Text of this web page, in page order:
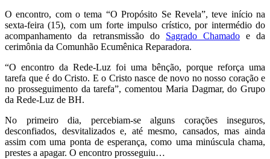
O encontro, com o tema “O Propósito Se Revela”, teve início na
sexta-feira (15), com um forte impulso crístico, por intermédio do
acompanhamento da retransmissão do Sagrado Chamado e da
cerimônia da Comunhão Ecumênica Reparadora.
“O encontro da Rede-Luz foi uma bênção, porque reforça uma
tarefa que é do Cristo. E o Cristo nasce de novo no nosso coração e
no prosseguimento da tarefa”, comentou Maria Dagmar, do Grupo
da Rede-Luz de BH.
No primeiro dia, percebiam-se alguns corações inseguros,
desconfiados, desvitalizados e, até mesmo, cansados, mas ainda
assim com uma ponta de esperança, como uma minúscula chama,
prestes a apagar. O encontro prosseguiu…